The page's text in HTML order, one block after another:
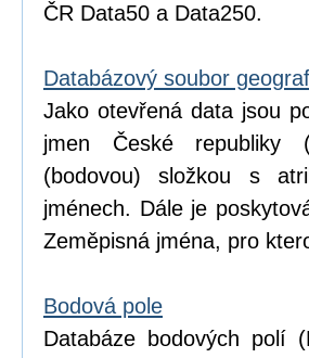
ČR Data50 a Data250.
Databázový soubor
Jako otevřená data jsou
jmen České republiky
(bodovou) složkou s
jménech. Dále je
Zeměpisná jména, pro
Bodová pole
Databáze bodových polí